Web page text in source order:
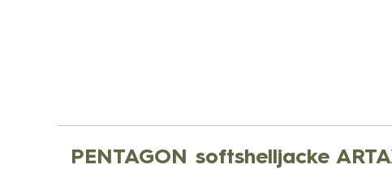
PENTAGON softshelljacke